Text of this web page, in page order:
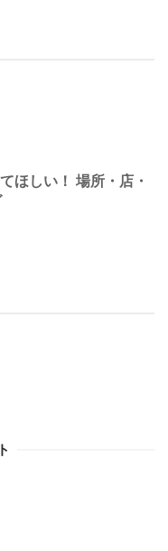
ほしい！ 場所・店・